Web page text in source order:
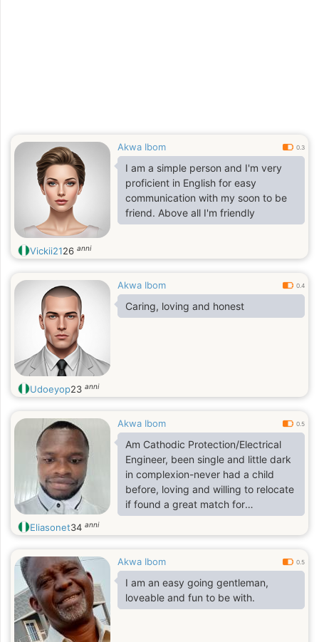
Akwa Ibom 0.3
I am a simple person and I'm very
proficient in English for easy
communication with my soon to be
friend. Above all I'm friendly
Vickii2126 anni
Akwa Ibom 0.4
Caring, loving and honest
Udoeyop23 anni
Akwa Ibom 0.5
Am Cathodic Protection/Electrical
Engineer, been single and little dark
in complexion-never had a child
before, loving and willing to relocate
if found a great match for
progression in all aspects.
Eliasonet34 anni
Akwa Ibom 0.5
I am an easy going gentleman,
loveable and fun to be with.